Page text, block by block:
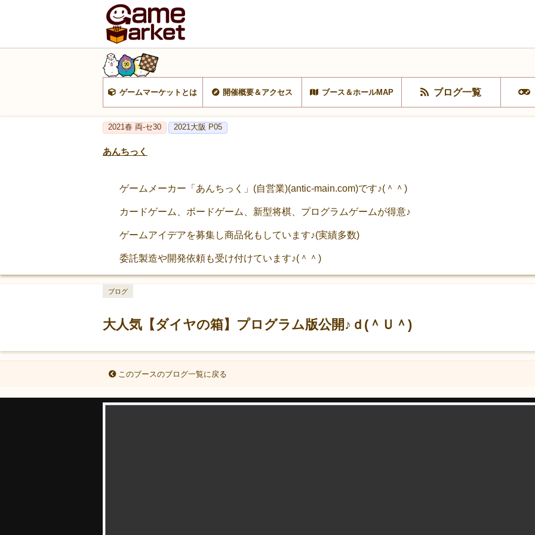
ゲームマーケットとは 開催概要＆アクセス ブース＆ホールMAP ブログ一覧
2021春 両-セ30 2021大阪 P05
あんちっく
ゲームメーカー「あんちっく」(自営業)(antic-main.com)です♪(＾＾)
カードゲーム、ボードゲーム、新型将棋、プログラムゲームが得意♪
ゲームアイデアを募集し商品化もしています♪(実績多数)
委託製造や開発依頼も受け付けています♪(＾＾)
大人気【ダイヤの箱】プログラム版公開♪ｄ(＾Ｕ＾)
ブログ
このブースのブログ一覧に戻る